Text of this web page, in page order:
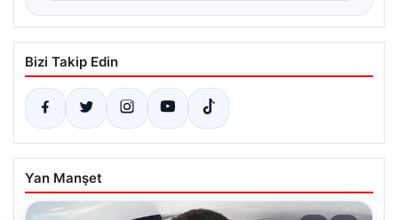
Bizi Takip Edin
Yan Manşet